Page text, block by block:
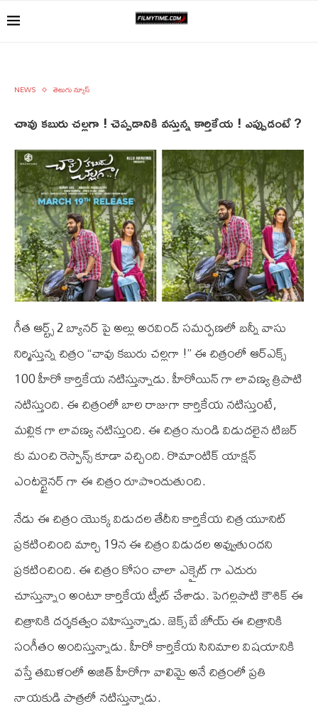
NEWS తెలుగు న్యూస్
చావు కబురు చల్లగా ! చెప్పడానికి వస్తున్న కార్తికేయ ! ఎప్పుడంటే ?
గీత ఆర్ట్స్ 2 బ్యానర్ పై అల్లు అరవింద్ సమర్పణలో బన్నీ వాసు
నిర్మిస్తున్న చిత్రం “చావు కబురు చల్లగా !” ఈ చిత్రంలో ఆర్‌ఎక్స్
100 హీరో కార్తికేయ నటిస్తున్నాడు. హీరోయిన్ గా లావణ్య త్రిపాటి
నటిస్తుంది. ఈ చిత్రంలో బాల రాజుగా కార్తికేయ నటిస్తుంటే,
మల్లిక గా లావణ్య నటిస్తుంది. ఈ చిత్రం నుండి విడుదలైన టిజర్
కు మంచి రెస్పాన్స్ కూడా వచ్చింది. రొమాంటిక్ యాక్షన్
ఎంటర్టైనర్ గా ఈ చిత్రం రూపొందుతుంది.
నేడు ఈ చిత్రం యొక్క విడుదల తేదీని కార్తికేయ చిత్ర యూనిట్
ప్రకటించింది మార్చి 19న ఈ చిత్రం విడుదల అవ్వుతుందని
ప్రకటించింది. ఈ చిత్రం కోసం చాలా ఎక్సైట్ గా ఎదురు
చూస్తున్నాం అంటూ కార్తికేయ ట్వీట్ చేశాడు. పెగల్లపాటి కౌశిక్ ఈ
చిత్రానికి దర్శకత్వం వహిస్తున్నాడు. జెక్స్ బే జోయ్ ఈ చిత్రానికి
సంగీతం అందిస్తున్నాడు. హీరో కార్తికేయ సినిమాల విషయానికి
వస్తే తమిళంలో అజిత్ హీరోగా వాలిమై అనే చిత్రంలో ప్రతి
నాయకుడి పాత్రలో నటిస్తున్నాడు.